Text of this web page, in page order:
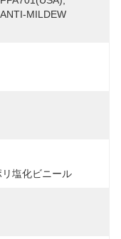
MILDEW
塩化ビニール